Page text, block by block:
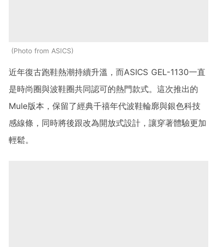
Photo from ASICS
近年復古跑鞋熱潮持續升溫，而ASICS GEL-1130一直
是時尚圈與波鞋圈共同認可的熱門款式。這次推出的
Mule版本，保留了經典千禧年代波鞋輪廓與銀色科技
感線條，同時將後跟改為開放式設計，讓穿著體驗更加
輕鬆。